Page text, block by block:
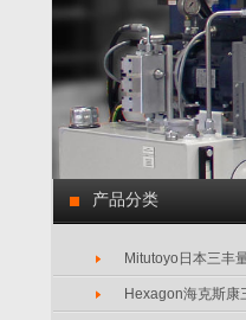
产品分类
Mitutoyo日本三丰
Hexagon海克斯康